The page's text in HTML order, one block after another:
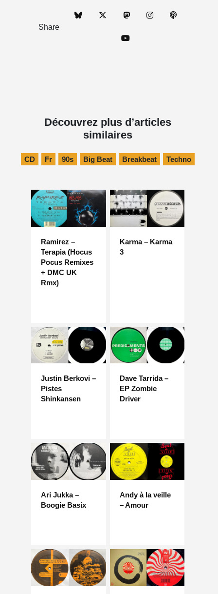
Share
Découvrez plus d’articles
similaires
CD Fr 90s Big Beat Breakbeat Techno
Ramirez –
Terapia (Hocus
Pocus Remixes
+ DMC UK
Rmx)
Karma – Karma
3
Justin Berkovi –
Pistes
Shinkansen
Dave Tarrida –
EP Zombie
Driver
Ari Jukka –
Boogie Basix
Andy à la veille
– Amour